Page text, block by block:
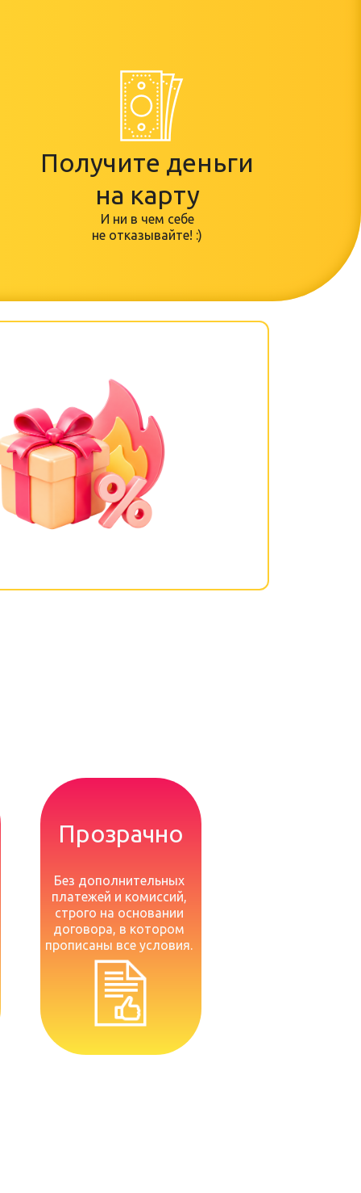
Получите деньги
на карту
И ни в чем себе
не отказывайте! :)
Прозрачно
Без дополнительных
платежей и комиссий,
строго на основании
договора, в котором
прописаны все условия.